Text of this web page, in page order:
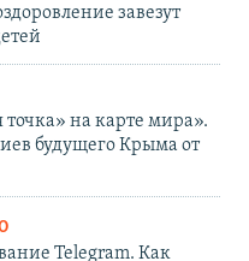
завезут
точка» на карте мира».
будущего Крыма от
Telegram. Как